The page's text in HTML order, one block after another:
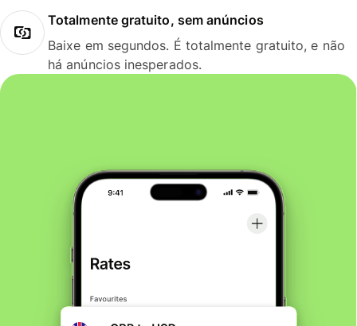
Totalmente gratuito, sem anúncios
Baixe em segundos. É totalmente gratuito, e não
há anúncios inesperados.